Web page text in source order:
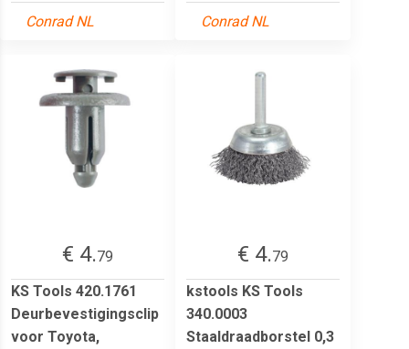
Conrad NL
Conrad NL
€ 4.79
KS Tools 420.1761
Deurbevestigingsclip
voor Toyota,
€ 4.79
kstools KS Tools
340.0003
Staaldraadborstel 0,3